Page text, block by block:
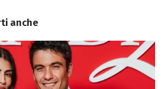
anche